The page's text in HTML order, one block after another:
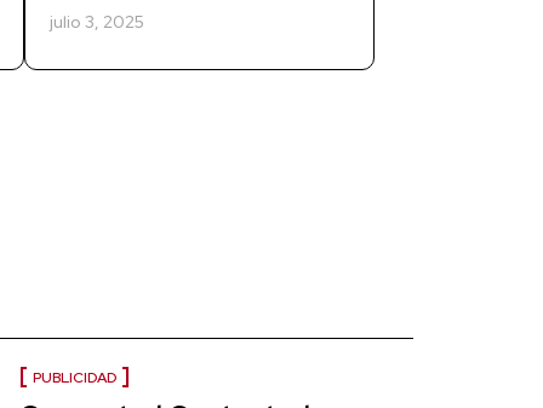
julio 3, 2025
PUBLICIDAD